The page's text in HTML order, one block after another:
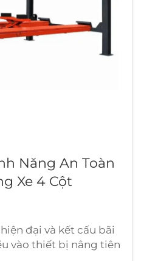
Năng An Toàn
Xe 4 Cột
đại và kết cấu bãi
vào thiết bị nâng tiên